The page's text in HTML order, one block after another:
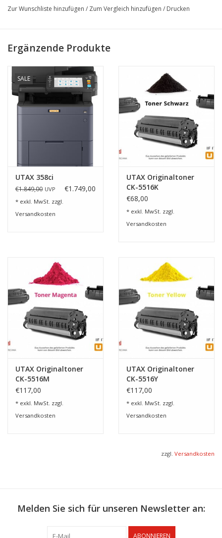
Zur Wunschliste hinzufügen / Zum Vergleich hinzufügen / Drucken
Ergänzende Produkte
SALE
UTAX 358ci
€1.849,00 UVP €1.749,00
* exkl. MwSt. zzgl.
Versandkosten
UTAX Originaltoner
CK-5516K
€68,00
* exkl. MwSt. zzgl.
Versandkosten
UTAX Originaltoner
CK-5516M
€117,00
* exkl. MwSt. zzgl.
Versandkosten
UTAX Originaltoner
CK-5516Y
€117,00
* exkl. MwSt. zzgl.
Versandkosten
zzgl. Versandkosten
Melden Sie sich für unseren Newsletter an:
ABONNIEREN